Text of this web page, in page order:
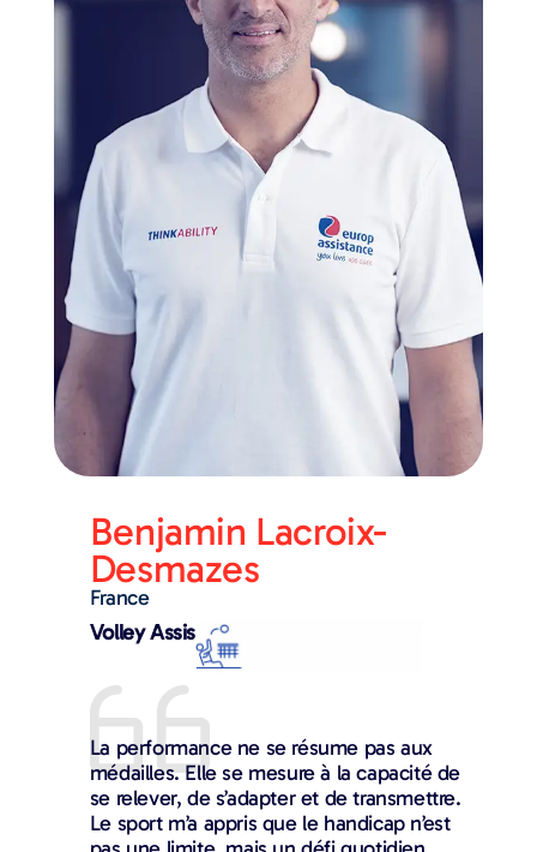
Benjamin Lacroix-
Desmazes
France
Volley Assis
La performance ne se résume pas aux
médailles. Elle se mesure à la capacité de
se relever, de s’adapter et de transmettre.
Le sport m’a appris que le handicap n’est